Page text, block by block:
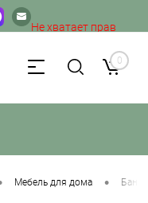
Не хватает прав
форме. 0
Мебель для дома •